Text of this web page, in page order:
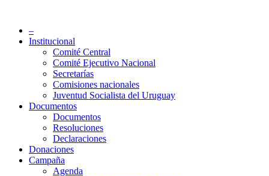
contenido
Partido Socialista de Uruguay
–
Institucional
Comité Central
Comité Ejecutivo Nacional
Secretarías
Comisiones nacionales
Juventud Socialista del Uruguay
Documentos
Documentos
Resoluciones
Declaraciones
Donaciones
Campaña
Agenda